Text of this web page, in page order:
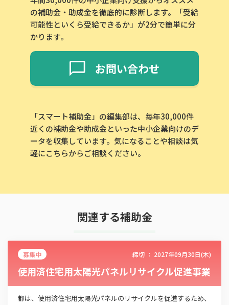
の補助金・助成金を徹底的に診断します。「受給
可能性といくら受給できるか」が2分で簡単に分
かります。
お問い合わせ
「スマート補助金」の編集部は、毎年30,000件
近くの補助金や助成金といった中小企業向けのデ
ータを収集しています。気になることや相談は気
軽にこちらからご相談ください。
関連する補助金
募集中 締切 ： 2027年09月30日(木)
使用済住宅用太陽光パネルリサイクル促進事業
都は、使用済住宅用太陽光パネルのリサイクルを促進するため、